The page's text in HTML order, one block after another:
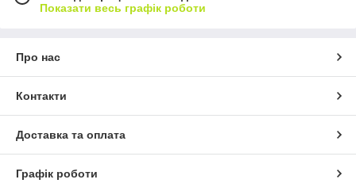
Показати весь графік роботи
Про нас
Контакти
Доставка та оплата
Графік роботи